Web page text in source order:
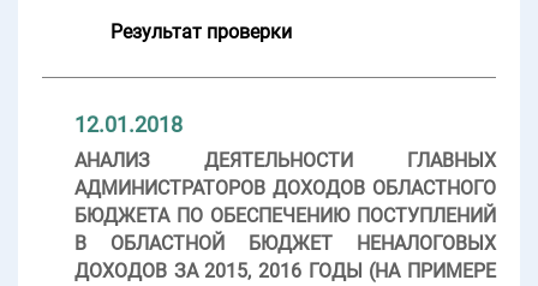
Результат проверки
12.01.2018
АНАЛИЗ ДЕЯТЕЛЬНОСТИ ГЛАВНЫХ
АДМИНИСТРАТОРОВ ДОХОДОВ ОБЛАСТНОГО
БЮДЖЕТА ПО ОБЕСПЕЧЕНИЮ ПОСТУПЛЕНИЙ
В ОБЛАСТНОЙ БЮДЖЕТ НЕНАЛОГОВЫХ
ДОХОДОВ ЗА 2015, 2016 ГОДЫ (НА ПРИМЕРЕ